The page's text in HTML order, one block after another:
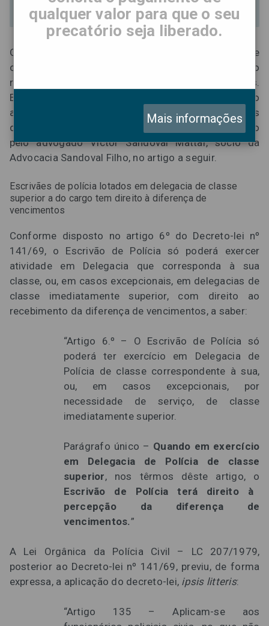
folder_open
Blog dos Advogados
Os escrivães de polícia que atuam em delegacia de
classe superior a do cargo têm direito ao
recebimento da diferença de vencimentos.
Entretanto, a Administração paulista não tem pago
aos escrivães qualquer retribuição pela atividade nas
delegacias de classe superior. O tema é abordado
pelo advogado Victor Sandoval Mattar, sócio da
Advocacia Sandoval Filho, no artigo a seguir.
Escrivães de polícia lotados em delegacia de classe
superior a do cargo tem direito à diferença de
vencimentos
Conforme disposto no artigo 6º do Decreto-lei nº
141/69, o Escrivão de Polícia só poderá exercer
atividade em Delegacia que corresponda à sua
classe, ou, em casos excepcionais, em delegacias de
classe imediatamente superior, com direito ao
recebimento da diferença de vencimentos, a saber:
“Artigo 6.º – O Escrivão de Polícia só
poderá ter exercício em Delegacia de
Polícia de classe correspondente à sua,
ou, em casos excepcionais, por
necessidade de serviço, de classe
imediatamente superior.
Parágrafo único – Quando em exercício
em Delegacia de Polícia de classe
superior, nos têrmos dêste artigo, o
Escrivão de Polícia terá direito à
percepção da diferença de
vencimentos.”
A Lei Orgânica da Polícia Civil – LC 207/1979,
posterior ao Decreto-lei nº 141/69, previu, de forma
expressa, a aplicação do decreto-lei, ipsis litteris:
“Artigo 135 – Aplicam-se aos
qualquer valor para que o seu
precatório seja liberado.
Mais informações